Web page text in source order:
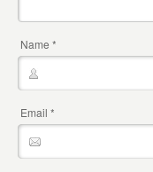
Name *
Email *